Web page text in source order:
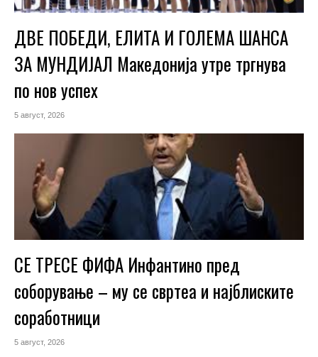
ДВЕ ПОБЕДИ, ЕЛИТА И ГОЛЕМА ШАНСА
ЗА МУНДИЈАЛ Македонија утре тргнува
по нов успех
5 август, 2026
СЕ ТРЕСЕ ФИФА Инфантино пред
соборување – му се свртеа и најблиските
соработници
5 август, 2026